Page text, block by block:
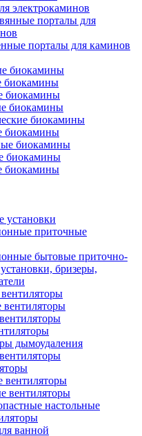
электрокаминов
порталы для
порталы для каминов
биокамины
биокамины
биокамины
биокамины
биокамины
биокамины
биокамины
биокамины
биокамины
установки
приточные
бытовые приточно-
бризеры,
дымоудаления
вентиляторы
вентиляторы
настольные
ванной